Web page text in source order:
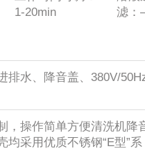
1-20min
滤
排水、降音盖、380V/
，操作简单方便清洗机降
均采用优质不锈钢“E型”系